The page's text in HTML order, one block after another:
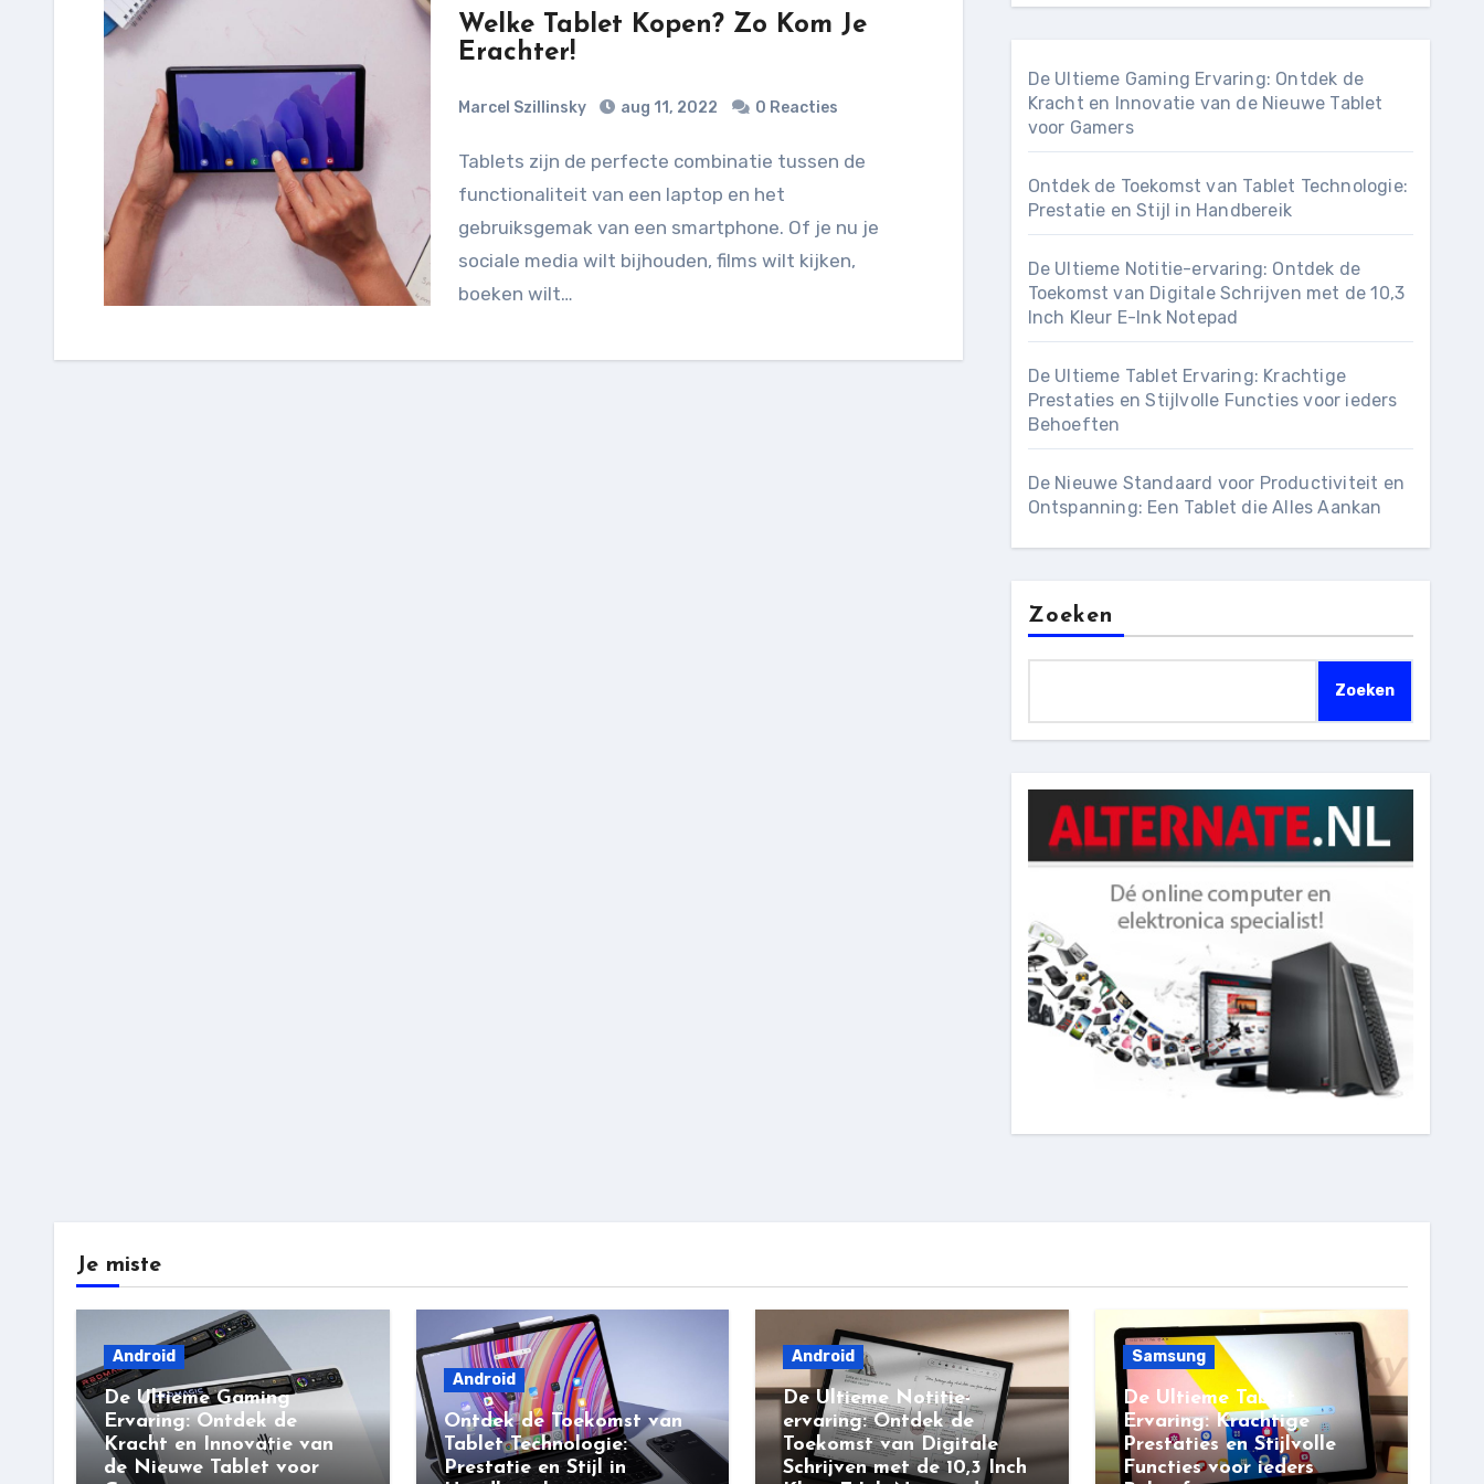
Welke Tablet Kopen? Zo Kom Je
Erachter!
Marcel Szillinsky aug 11, 2022 0 Reacties
Tablets zijn de perfecte combinatie tussen de
functionaliteit van een laptop en het
gebruiksgemak van een smartphone. Of je nu je
sociale media wilt bijhouden, films wilt kijken,
boeken wilt…
De Ultieme Gaming Ervaring: Ontdek de
Kracht en Innovatie van de Nieuwe Tablet
voor Gamers
Ontdek de Toekomst van Tablet Technologie:
Prestatie en Stijl in Handbereik
De Ultieme Notitie-ervaring: Ontdek de
Toekomst van Digitale Schrijven met de 10,3
Inch Kleur E-Ink Notepad
De Ultieme Tablet Ervaring: Krachtige
Prestaties en Stijlvolle Functies voor ieders
Behoeften
De Nieuwe Standaard voor Productiviteit en
Ontspanning: Een Tablet die Alles Aankan
Zoeken
Zoeken
Je miste
Android
De Ultieme Gaming
Ervaring: Ontdek de
Kracht en Innovatie van
de Nieuwe Tablet voor
Android
Ontdek de Toekomst van
Tablet Technologie:
Prestatie en Stijl in
Android
De Ultieme Notitie-
ervaring: Ontdek de
Toekomst van Digitale
Schrijven met de 10,3 Inch
Samsung
De Ultieme Tablet
Ervaring: Krachtige
Prestaties en Stijlvolle
Functies voor ieders